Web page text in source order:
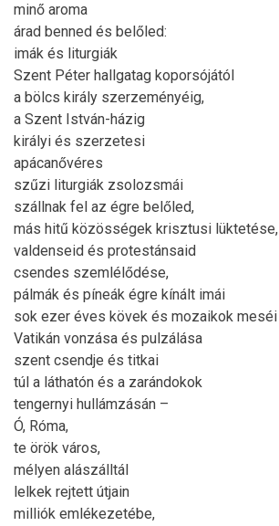
minő aroma
árad benned és belőled:
imák és liturgiák
Szent Péter hallgatag koporsójától
a bölcs király szerzeményéig,
a Szent István-házig
királyi és szerzetesi
apácanővéres
szűzi liturgiák zsolozsmái
szállnak fel az égre belőled,
más hitű közösségek krisztusi lüktetése,
valdenseid és protestánsaid
csendes szemlélődése,
pálmák és píneák égre kínált imái
sok ezer éves kövek és mozaikok meséi
Vatikán vonzása és pulzálása
szent csendje és titkai
túl a láthatón és a zarándokok
tengernyi hullámzásán –
Ó, Róma,
te örök város,
mélyen alászálltál
lelkek rejtett útjain
milliók emlékezetébe,